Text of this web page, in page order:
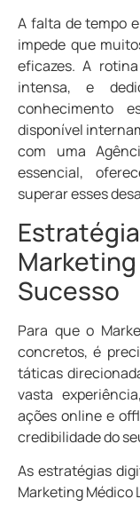
A falta de tempo
impede que
eficazes. A
intensa, e
conhecimento
disponível
com uma
essencial,
superar esses
Sucesso
Para que o
concretos, é
táticas
vasta
ações online e
credibilidade do
As estratégias
Marketing Médico